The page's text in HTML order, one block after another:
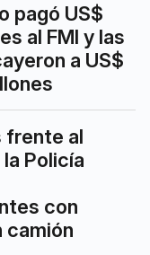
pagó US$
al FMI y las
a US$
frente al
Policía
con
camión